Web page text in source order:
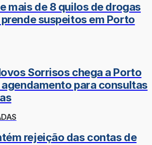
mais de 8 quilos de drogas
suspeitos em Porto
Sorrisos chega a Porto
agendamento para consultas
rejeição das contas de